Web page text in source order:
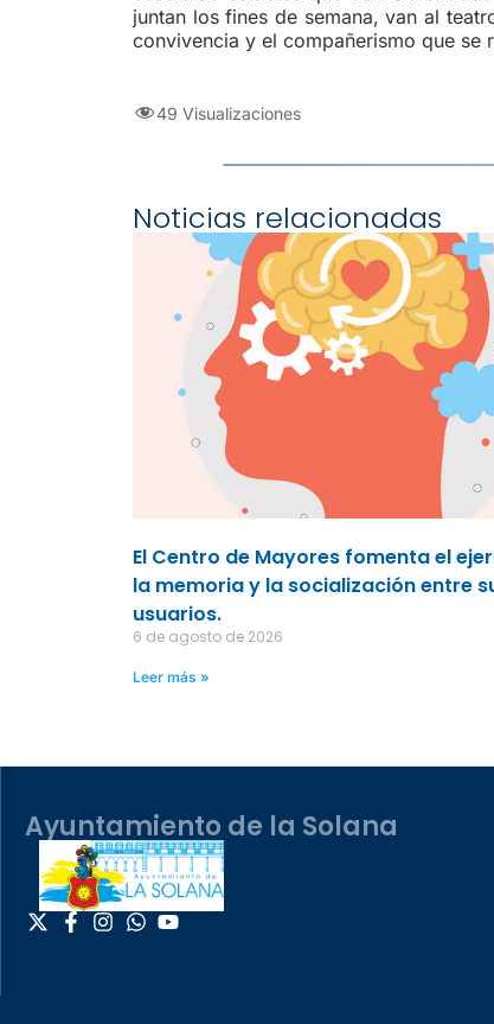
juntan los fines de semana, van al
convivencia y el compañerismo que se
49 Visualizaciones
Noticias relacionadas
El Centro de Mayores fomenta el
la memoria y la socialización entre
usuarios.
6 de agosto de 2026
Leer más »
Ayuntamiento de la Solana